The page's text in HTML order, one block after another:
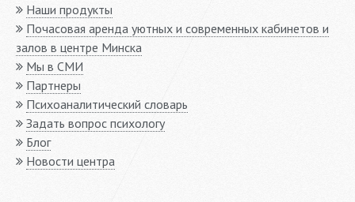
Наши продукты
Почасовая аренда уютных и современных кабинетов и
залов в центре Минска
Мы в СМИ
Партнеры
Психоаналитический словарь
Задать вопрос психологу
Блог
Новости центра